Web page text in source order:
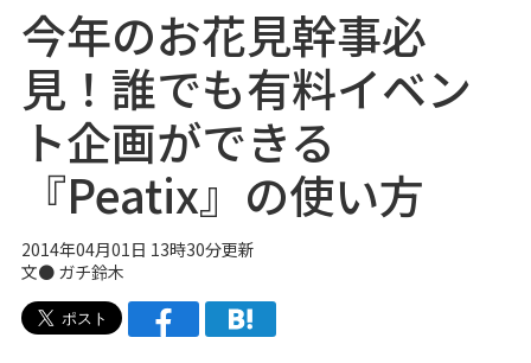
今年のお花見幹事必
見！誰でも有料イベン
ト企画ができる
『Peatix』の使い方
2014年04月01日 13時30分更新
文● ガチ鈴木